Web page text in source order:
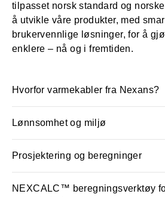
tilpasset norsk standard og
å utvikle våre produkter, med
brukervennlige løsninger, for å
enklere – nå og i fremtiden.
Hvorfor varmekabler fra Nexans?
Lønnsomhet og miljø
Prosjektering og beregninger
NEXCALC™ beregningsverktøy